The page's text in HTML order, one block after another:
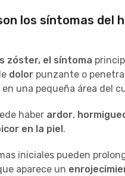
los síntomas del
zóster, el síntoma
dolor punzante o
una pequeña área del
haber ardor,
en la piel.
iniciales pueden
aparece un